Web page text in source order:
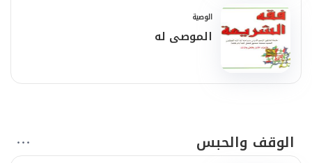
الوصية
الموصى له
الوقف والحبس